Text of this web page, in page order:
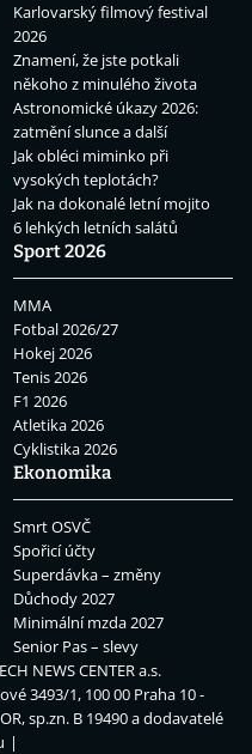
Karlovarský filmový festival
2026
Znamení, že jste potkali
někoho z minulého života
Astronomické úkazy 2026:
zatmění slunce a další
Jak obléci miminko při
vysokých teplotách?
Jak na dokonalé letní mojito
6 lehkých letních salátů
Sport 2026
MMA
Fotbal 2026/27
Hokej 2026
Tenis 2026
F1 2026
Atletika 2026
Cyklistika 2026
Ekonomika
Smrt OSVČ
Spořicí účty
Superdávka – změny
Důchody 2027
Minimální mzda 2027
Senior Pas – slevy
NEWS CENTER a.s.
3493/1, 100 00 Praha 10 -
sp.zn. B 19490 a dodavatelé